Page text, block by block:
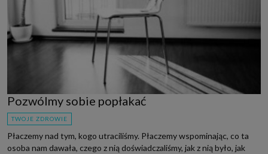
Pozwólmy sobie popłakać
TWOJE ZDROWIE
Płaczemy nad tym, kogo utraciliśmy. Płaczemy wspominając, co ta
osoba nam dawała, czego z nią doświadczaliśmy, jak z nią było, jak